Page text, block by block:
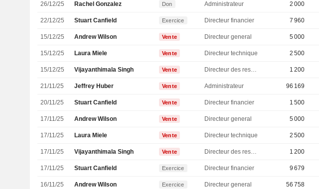
26/12/25 Rachel Gonzalez Don Administrateur 2 000
22/12/25 Stuart Canfield Exercice Directeur financier 7 960
15/12/25 Andrew Wilson Vente Directeur general 5 000
15/12/25 Laura Miele Vente Directeur technique 2 500
15/12/25 Vijayanthimala Singh Vente Directeur des ressources humaines 1 200
21/11/25 Jeffrey Huber Vente Administrateur 96 169
20/11/25 Stuart Canfield Vente Directeur financier 1 500
17/11/25 Andrew Wilson Vente Directeur general 5 000
17/11/25 Laura Miele Vente Directeur technique 2 500
17/11/25 Vijayanthimala Singh Vente Directeur des ressources humaines 1 200
17/11/25 Stuart Canfield Exercice Directeur financier 9 679
16/11/25 Andrew Wilson Exercice Directeur general 56 758